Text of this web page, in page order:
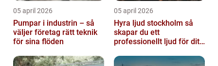
05 april 2026
Pumpar i industrin – så
väljer företag rätt teknik
för sina flöden
05 april 2026
Hyra ljud stockholm så
skapar du ett
professionellt ljud för ditt